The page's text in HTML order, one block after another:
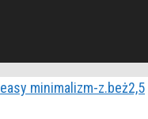
easy minimalizm-z.beż2,5